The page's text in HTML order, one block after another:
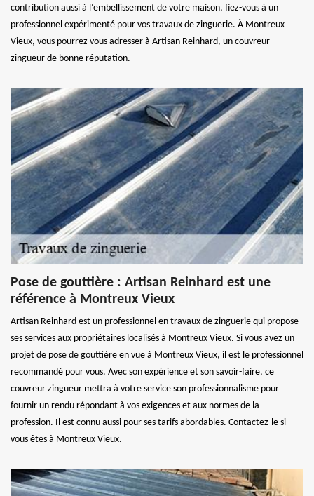
contribution aussi à l‘embellissement de votre maison, fiez-vous à un
professionnel expérimenté pour vos travaux de zinguerie. À Montreux
Vieux, vous pourrez vous adresser à Artisan Reinhard, un couvreur
zingueur de bonne réputation.
Pose de gouttière : Artisan Reinhard est une
référence à Montreux Vieux
Artisan Reinhard est un professionnel en travaux de zinguerie qui propose
ses services aux propriétaires localisés à Montreux Vieux. Si vous avez un
projet de pose de gouttière en vue à Montreux Vieux, il est le professionnel
recommandé pour vous. Avec son expérience et son savoir-faire, ce
couvreur zingueur mettra à votre service son professionnalisme pour
fournir un rendu répondant à vos exigences et aux normes de la
profession. Il est connu aussi pour ses tarifs abordables. Contactez-le si
vous êtes à Montreux Vieux.